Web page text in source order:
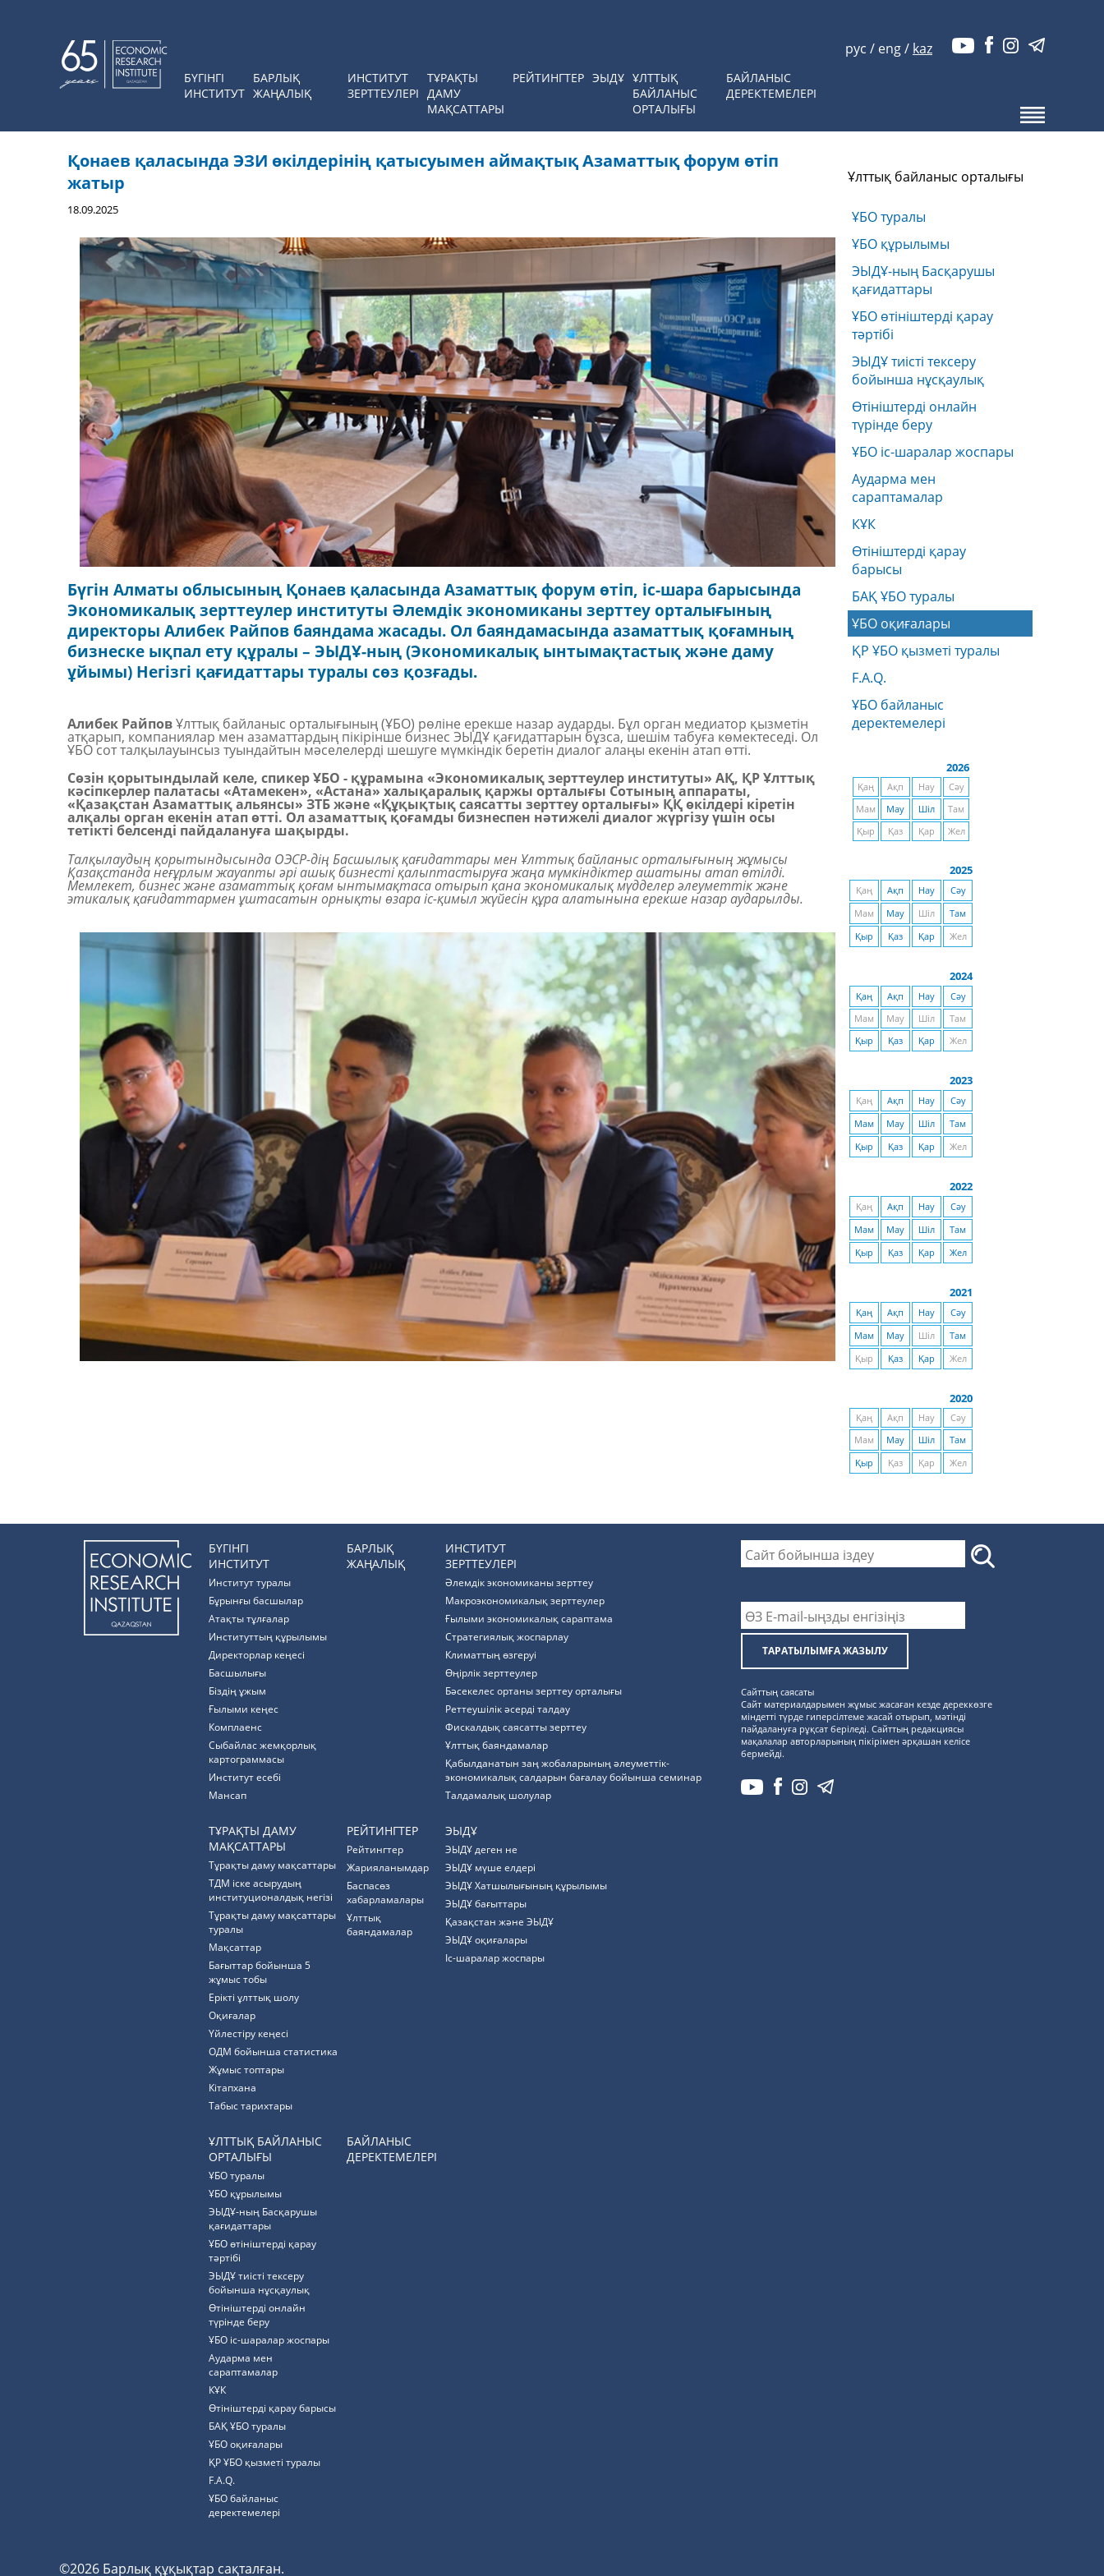
БҮГІНГІ
ИНСТИТУТ
БАРЛЫҚ
ЖАҢАЛЫҚ
ИНСТИТУТ
ЗЕРТТЕУЛЕРІ
ТҰРАҚТЫ
ДАМУ
МАҚСАТТАРЫ
РЕЙТИНГТЕР ЭЫДҰ ҰЛТТЫҚ
БАЙЛАНЫС
ОРТАЛЫҒЫ
БАЙЛАНЫС
ДЕРЕКТЕМЕЛЕРІ
рус / eng/ kaz
Қонаев қаласында ЭЗИ өкілдерінің қатысуымен аймақтық Азаматтық форум өтіп
жатыр
18.09.2025
Бүгін Алматы облысының Қонаев қаласында Азаматтық форум өтіп, іс-шара барысында
Экономикалық зерттеулер институты Әлемдік экономиканы зерттеу орталығының
директоры Алибек Райпов баяндама жасады. Ол баяндамасында азаматтық қоғамның
бизнеске ықпал ету құралы – ЭЫДҰ-ның (Экономикалық ынтымақтастық және даму
ұйымы) Негізгі қағидаттары туралы сөз қозғады.
Алибек РайповҰлттық байланыс орталығының (ҰБО) рөліне ерекше назар аударды. Бұл орган медиатор қызметін
атқарып, компаниялар мен азаматтардың пікірінше бизнес ЭЫДҰ қағидаттарын бұзса, шешім табуға көмектеседі. Ол
ҰБО сот талқылауынсыз туындайтын мәселелерді шешуге мүмкіндік беретін диалог алаңы екенін атап өтті.
Сөзін қорытындылай келе, спикер ҰБО - құрамына «Экономикалық зерттеулер институты» АҚ, ҚР Ұлттық
кәсіпкерлер палатасы «Атамекен», «Астана» халықаралық қаржы орталығы Сотының аппараты,
«Қазақстан Азаматтық альянсы» ЗТБ және «Құқықтық саясатты зерттеу орталығы» ҚҚ өкілдері кіретін
алқалы орган екенін атап өтті. Ол азаматтық қоғамды бизнеспен нәтижелі диалог жүргізу үшін осы
тетікті белсенді пайдалануға шақырды.
Талқылаудың қорытындысында ОЭСР-дің Басшылық қағидаттары мен Ұлттық байланыс орталығының жұмысы
Қазақстанда неғұрлым жауапты әрі ашық бизнесті қалыптастыруға жаңа мүмкіндіктер ашатыны атап өтілді.
Мемлекет, бизнес және азаматтық қоғам ынтымақтаса отырып қанаэкономикалық мүдделер әлеуметтік және
этикалық қағидаттармен ұштасатын орнықты өзара іс-қимыл жүйесін құра алатынына ерекше назар аударылды.
Ұлттық байланыс орталығы
ҰБО туралы
ҰБО құрылымы
ЭЫДҰ-ның Басқарушы
қағидаттары
ҰБО өтініштерді қарау
тәртібі
ЭЫДҰ тиісті тексеру
бойынша нұсқаулық
Өтініштерді онлайн
түрінде беру
ҰБО іс-шаралар жоспары
Аударма мен
сараптамалар
КҰК
Өтініштерді қарау
барысы
БАҚ ҰБО туралы
ҰБО оқиғалары
ҚР ҰБО қызметі туралы
F.A.Q.
ҰБО байланыс
деректемелерi
2026
Қаң Ақп Нау
Сәу
Мам
Мау Шіл
Там
Қыр
Қаз Қар Жел
2025
Қаң Ақп Нау
Сәу
Мам
Мау Шіл
Там
Қыр
Қаз Қар Жел
2024
Қаң Ақп Нау
Сәу
Мам
Мау Шіл
Там
Қыр
Қаз Қар Жел
2023
Қаң Ақп Нау
Сәу
Мам
Мау Шіл
Там
Қыр
Қаз Қар Жел
2022
Қаң Ақп Нау
Сәу
Мам
Мау Шіл
Там
Қыр
Қаз Қар Жел
2021
Қаң Ақп Нау
Сәу
Мам
Мау Шіл
Там
Қыр
Қаз Қар Жел
2020
Қаң Ақп Нау
Сәу
Мам
Мау Шіл
Там
Қыр
Қаз Қар Жел
БҮГІНГІ
ИНСТИТУТ
Институт туралы
Бұрынғы басшылар
Атақты тұлғалар
Институттың құрылымы
Директорлар кеңесі
Басшылығы
Біздің ұжым
Ғылыми кеңес
Комплаенс
Cыбайлас жемқорлық
картограммасы
Институт есебі
Мансап
БАРЛЫҚ
ЖАҢАЛЫҚ
ИНСТИТУТ
ЗЕРТТЕУЛЕРІ
Әлемдік экономиканы зерттеу
Макроэкономикалық зерттеулер
Ғылыми экономикалық сараптама
Стратегиялық жоспарлау
Климаттың өзгеруі
Өңірлік зерттеулер
Бәсекелес ортаны зерттеу орталығы
Реттеушілік әсерді талдау
Фискалдық саясатты зерттеу
Ұлттық баяндамалар
Қабылданатын заң жобаларының әлеуметтік-
экономикалық салдарын бағалау бойынша семинар
Талдамалық шолулар
ТҰРАҚТЫ ДАМУ
МАҚСАТТАРЫ
Тұрақты даму мақсаттары
ТДМ іске асырудың
институционалдық негізі
Тұрақты даму мақсаттары
туралы
Мақсаттар
Бағыттар бойынша 5
жұмыс тобы
Ерікті ұлттық шолу
Оқиғалар
Үйлестіру кеңесі
ОДМ бойынша статистика
Жұмыс топтары
Кітапхана
Табыс тарихтары
РЕЙТИНГТЕР
Рейтингтер
Жарияланымдар
Баспасөз
хабарламалары
Ұлттық
баяндамалар
ЭЫДҰ
ЭЫДҰ деген не
ЭЫДҰ мүше елдері
ЭЫДҰ Хатшылығының құрылымы
ЭЫДҰ бағыттары
Қазақстан және ЭЫДҰ
ЭЫДҰ оқиғалары
Іс-шаралар жоспары
ҰЛТТЫҚ БАЙЛАНЫС
ОРТАЛЫҒЫ
ҰБО туралы
ҰБО құрылымы
ЭЫДҰ-ның Басқарушы
қағидаттары
ҰБО өтініштерді қарау
тәртібі
ЭЫДҰ тиісті тексеру
бойынша нұсқаулық
Өтініштерді онлайн
түрінде беру
ҰБО іс-шаралар жоспары
Аударма мен
сараптамалар
КҰК
Өтініштерді қарау барысы
БАҚ ҰБО туралы
ҰБО оқиғалары
ҚР ҰБО қызметі туралы
F.A.Q.
ҰБО байланыс
деректемелерi
БАЙЛАНЫС
ДЕРЕКТЕМЕЛЕРІ
ТАРАТЫЛЫМҒА ЖАЗЫЛУ
Сайттың саясаты
Сайт материалдарымен жұмыс жасаған кезде дереккөзге
міндетті түрде гиперсілтеме жасай отырып, мәтінді
пайдалануға рұқсат беріледі. Сайттың редакциясы
мақалалар авторларының пікірімен әрқашан келісе
бермейді.
©2026 Барлық құқықтар сақталған.